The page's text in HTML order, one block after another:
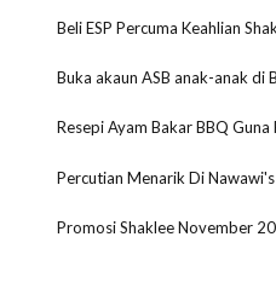
Beli ESP Percuma Keahlian
Buka akaun ASB anak-anak di
Resepi Ayam Bakar BBQ
Percutian Menarik Di
Promosi Shaklee November